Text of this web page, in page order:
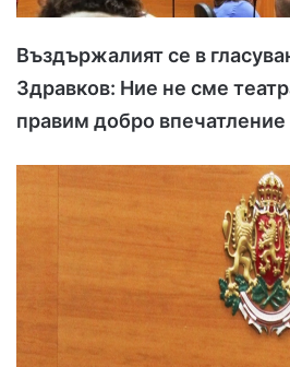
Въздържалият се в
Здравков: Ние не сме
правим добро